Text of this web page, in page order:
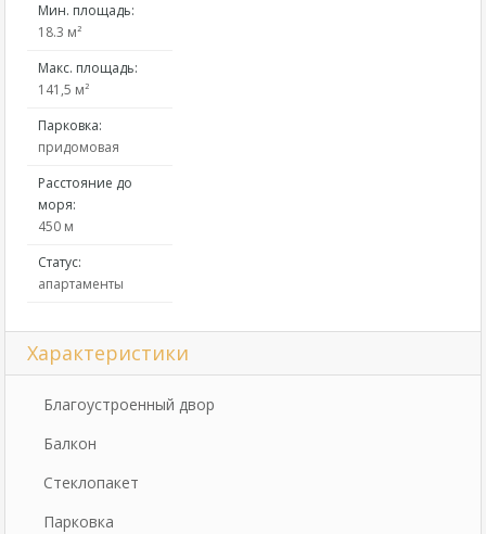
Мин. площадь:
18.3 м²
Макс. площадь:
141,5 м²
Парковка:
придомовая
Расстояние до
моря:
450 м
Статус:
апартаменты
Характеристики
Благоустроенный двор
Балкон
Стеклопакет
Парковка